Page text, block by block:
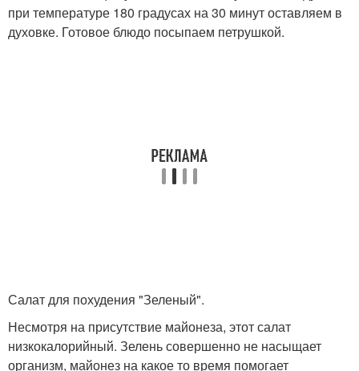
при температуре 180 градусах на 30 минут оставляем в
духовке. Готовое блюдо посыпаем петрушкой.
Салат для похудения "Зеленый".
Несмотря на присутствие майонеза, этот салат
низкокалорийный. Зелень совершенно не насыщает
организм, майонез на какое то время помогает